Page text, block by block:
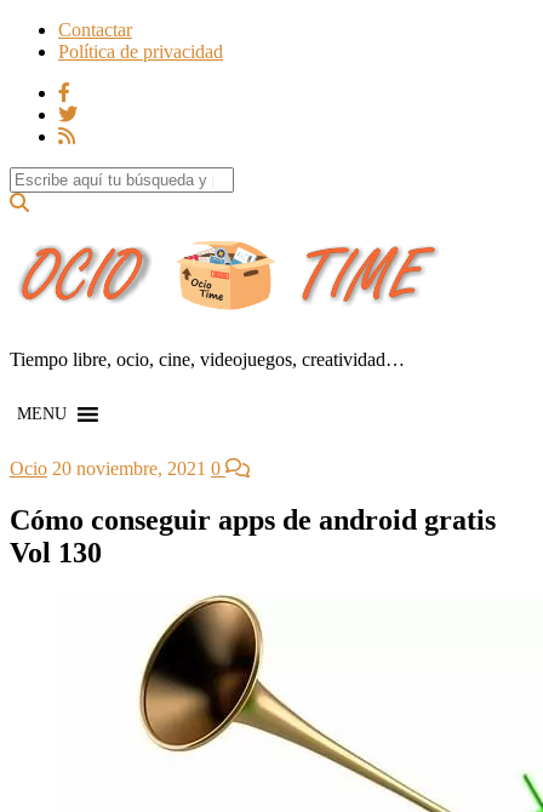
Contactar
Política de privacidad
Search for:
Tiempo libre, ocio, cine, videojuegos, creatividad…
MENU
Ocio 20 noviembre, 2021 0
Cómo conseguir apps de android gratis
Vol 130